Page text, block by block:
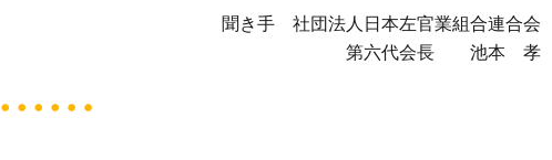
聞き手 社団法人日本左官業組合連合会
第六代会長 池本 孝